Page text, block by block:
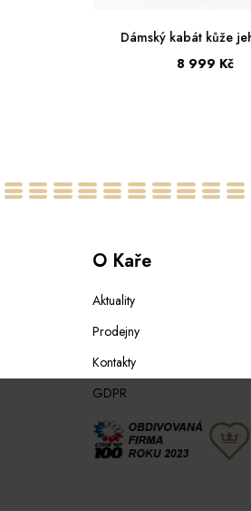
Dámský kabát kůže
8 999 Kč
O Kaře
Aktuality
Prodejny
Kontakty
GDPR